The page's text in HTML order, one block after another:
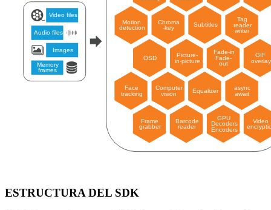
ESTRUCTURA DEL SDK